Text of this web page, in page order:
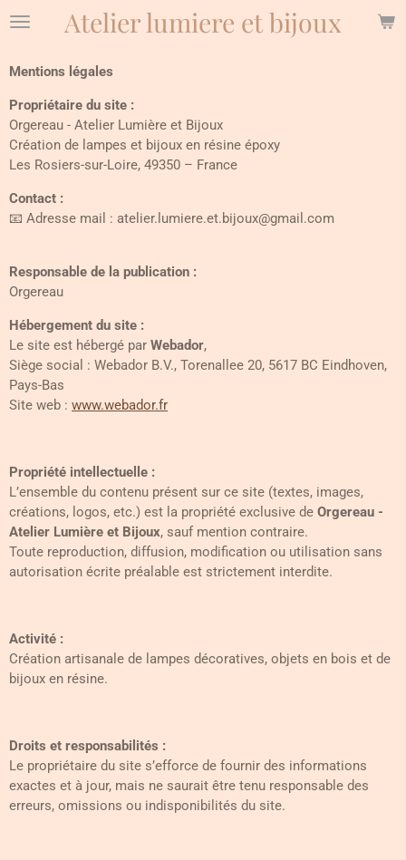
Passer
principal
Atelier lumiere et bijoux
Mentions légales
Propriétaire du site :
Orgereau - Atelier Lumière et Bijoux
Création de lampes et bijoux en résine époxy
Les Rosiers-sur-Loire, 49350 – France
Contact :
📧 Adresse mail : atelier.lumiere.et.bijoux@gmail.com
Responsable de la publication :
Orgereau
Hébergement du site :
Le site est hébergé par Webador,
Siège social : Webador B.V., Torenallee 20, 5617 BC Eindhoven,
Pays-Bas
Site web : www.webador.fr
Propriété intellectuelle :
L’ensemble du contenu présent sur ce site (textes, images,
créations, logos, etc.) est la propriété exclusive de Orgereau -
Atelier Lumière et Bijoux, sauf mention contraire.
Toute reproduction, diffusion, modification ou utilisation sans
autorisation écrite préalable est strictement interdite.
Activité :
Création artisanale de lampes décoratives, objets en bois et de
bijoux en résine.
Droits et responsabilités :
Le propriétaire du site s’efforce de fournir des informations
exactes et à jour, mais ne saurait être tenu responsable des
erreurs, omissions ou indisponibilités du site.